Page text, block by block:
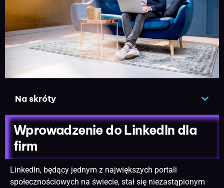
Na skróty
Wprowadzenie do LinkedIn dla
firm
LinkedIn, będący jednym z największych portali
społecznościowych na świecie, stał się niezastąpionym